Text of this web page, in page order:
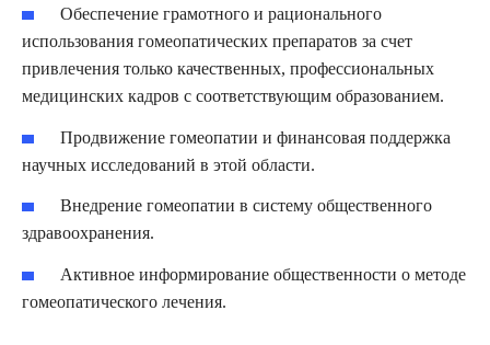
Обеспечение грамотного и рационального
использования гомеопатических препаратов за счет
привлечения только качественных, профессиональных
медицинских кадров с соответствующим образованием.
Продвижение гомеопатии и финансовая поддержка
научных исследований в этой области.
Внедрение гомеопатии в систему общественного
здравоохранения.
Активное информирование общественности о методе
гомеопатического лечения.